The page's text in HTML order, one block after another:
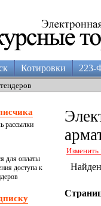
Котировки 223-
рассылки
для оплаты
доступа к
Изменить